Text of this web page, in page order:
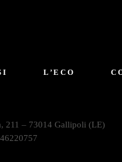
L’ECO
211 – 73014 Gallipoli (LE)